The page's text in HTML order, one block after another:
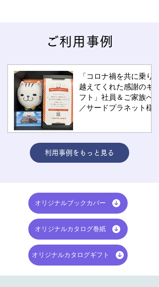
ご利用事例
「コロナ禍を共に乗り
越えてくれた感謝のギ
フト」社員＆ご家族へ
／サードプラネット様
利用事例をもっと見る
オリジナルブックカバー
オリジナルカタログ巻紙
オリジナルカタログギフト